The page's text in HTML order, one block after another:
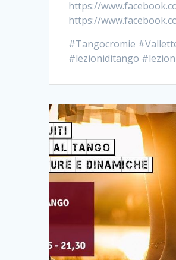
https://
https://
#Tangocromie
#lezioniditango